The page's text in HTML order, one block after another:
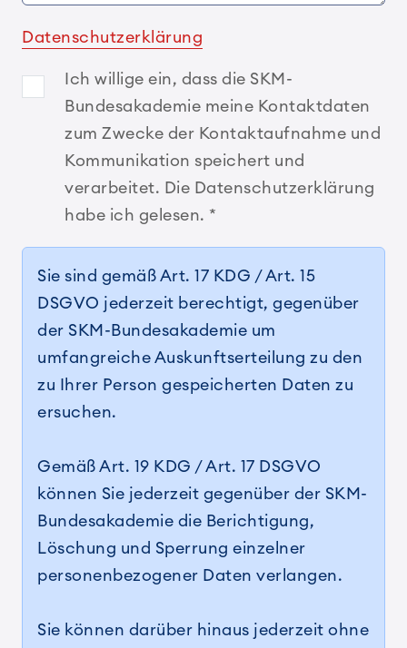
Datenschutzerklärung
Ich willige ein, dass die SKM-
Bundesakademie meine Kontaktdaten
zum Zwecke der Kontaktaufnahme und
Kommunikation speichert und
verarbeitet. Die Datenschutzerklärung
habe ich gelesen. *
Sie sind gemäß Art. 17 KDG / Art. 15
DSGVO jederzeit berechtigt, gegenüber
der SKM-Bundesakademie um
umfangreiche Auskunftserteilung zu den
zu Ihrer Person gespeicherten Daten zu
ersuchen.
Gemäß Art. 19 KDG / Art. 17 DSGVO
können Sie jederzeit gegenüber der SKM-
Bundesakademie die Berichtigung,
Löschung und Sperrung einzelner
personenbezogener Daten verlangen.
Sie können darüber hinaus jederzeit ohne